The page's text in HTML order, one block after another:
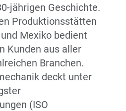
jährigen Geschichte.
Produktionsstätten
Mexiko bedient
Kunden aus aller
Branchen.
deckt unter
(ISO